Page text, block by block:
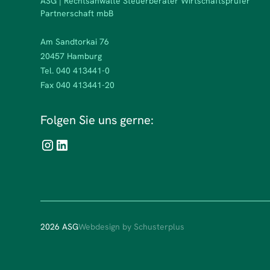
Partnerschaft mbB
Am Sandtorkai 76
20457 Hamburg
Tel. 040 413441-0
Fax 040 413441-20
Folgen Sie uns gerne:
2026 ASGWebdesign by Schusterplus